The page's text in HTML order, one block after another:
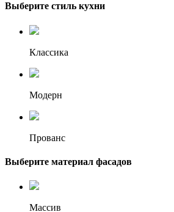
Выберите стиль кухни
Классика
Модерн
Прованс
Выберите материал фасадов
Массив